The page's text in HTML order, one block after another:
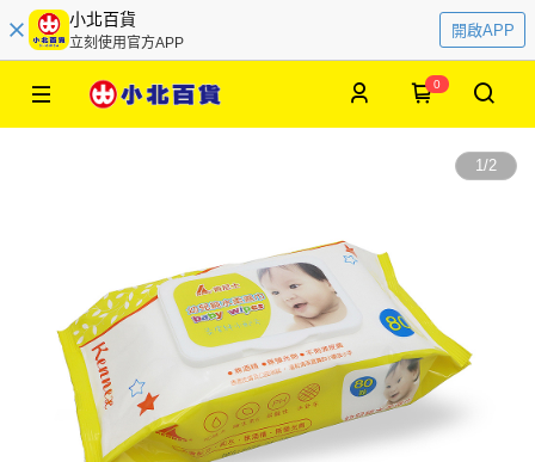
小北百貨
立刻使用官方APP
開啟APP
0
1/2